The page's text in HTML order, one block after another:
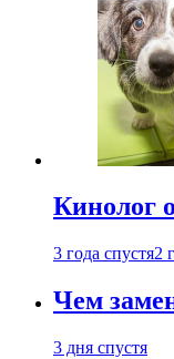
Кинолог
3 года спустя2
Чем
3 дня спустя